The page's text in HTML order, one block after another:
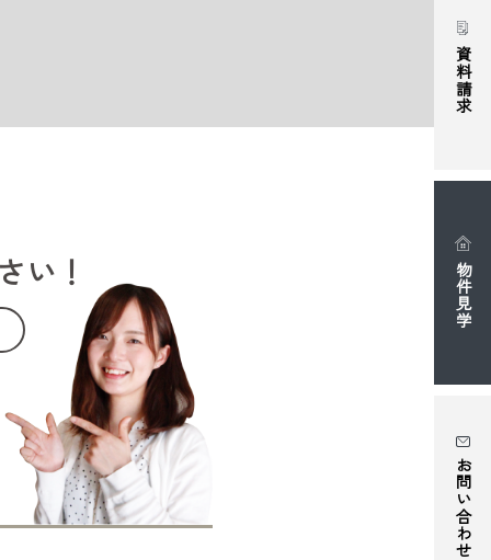
資料請求
物件見学
お問い合わせ
い！